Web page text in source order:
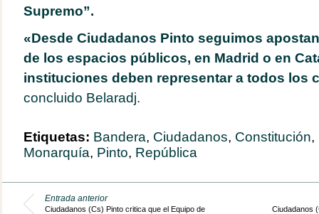
Supremo”.
«Desde Ciudadanos Pinto seguimos
de los espacios públicos, en Madrid o en
instituciones deben representar a todos los
concluido Belaradj.
Etiquetas: Bandera, Ciudadanos, Constitución,
Monarquía, Pinto, República
Entrada anterior
Ciudadanos (Cs) Pinto critica que el Equipo de
Ciudadanos